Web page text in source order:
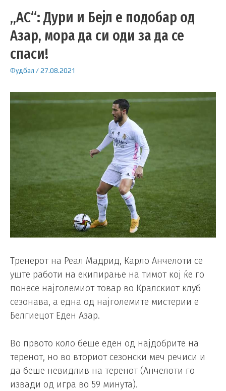
„AС“: Дури и Бејл е подобар од
Азар, мора да си оди за да се
спаси!
Фудбал /27.08.2021
Тренерот на Реал Мадрид, Карло Анчелоти се
уште работи на екипирање на тимот кој ќе го
понесе најголемиот товар во Кралскиот клуб
сезонава, а една од најголемите мистерии е
Белгиецот Еден Азар.
Во првото коло беше еден од најдобрите на
теренот, но во вториот сезонски меч речиси и
да беше невидлив на теренот (Анчелоти го
извади од игра во 59 минута).